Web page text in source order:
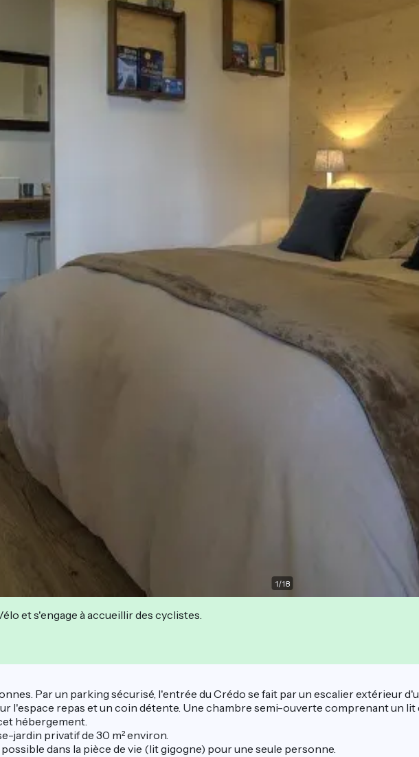
1/18
et s'engage à accueillir des cyclistes.
Par un parking sécurisé, l'entrée du Crédo se fait par un escalier extérieur
l'espace repas et un coin détente. Une chambre semi-ouverte comprenant un
hébergement.
jardin privatif de 30 m² environ.
dans la pièce de vie (lit gigogne) pour une seule personne.